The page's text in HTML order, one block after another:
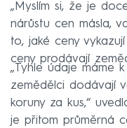
„Myslím si, že je
nárůstu cen másla,
to, jaké ceny
ceny prodávají
„Tyhle údaje máme
zemědělci dodávají
koruny za kus,“
je přitom průměrná